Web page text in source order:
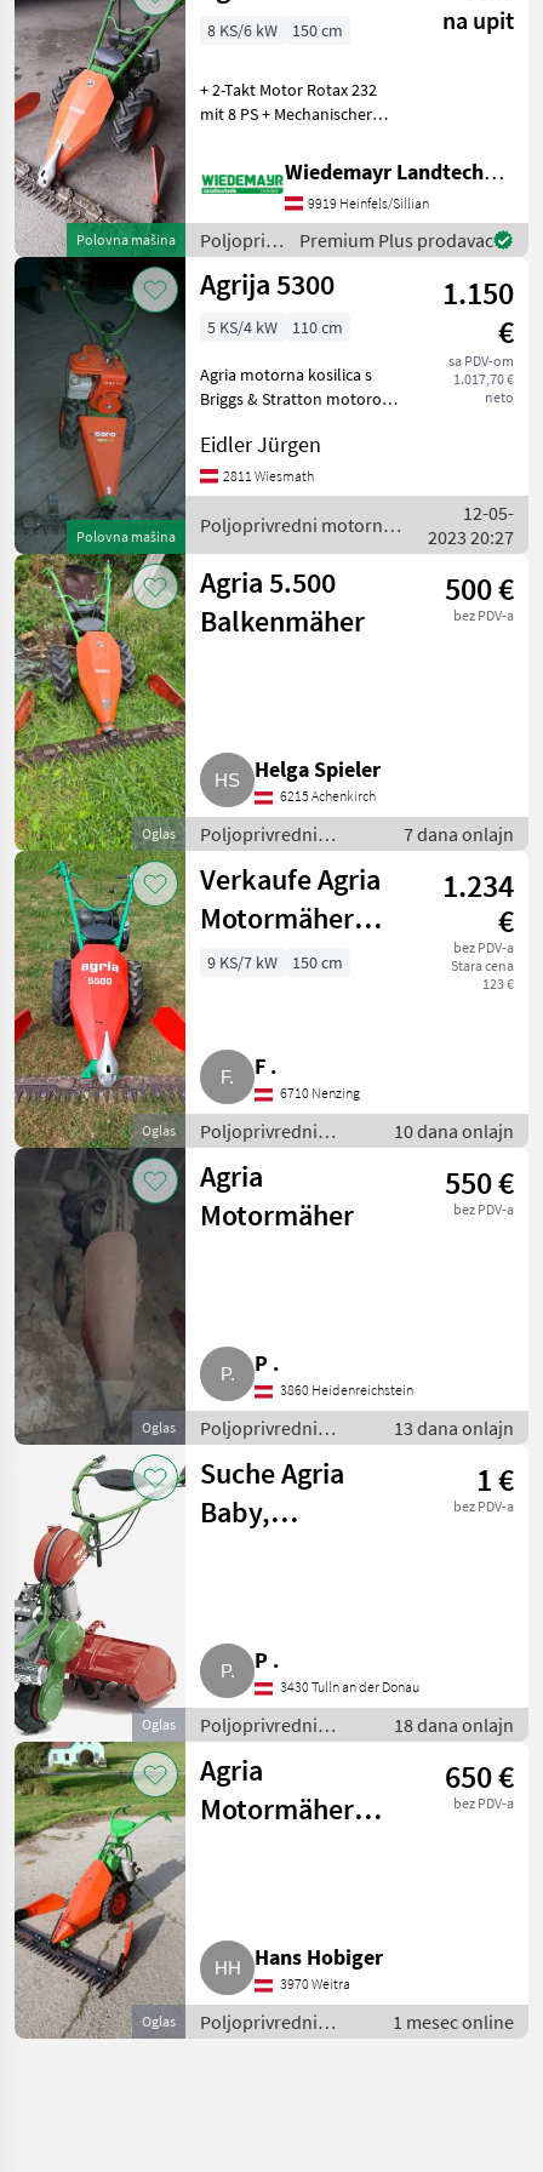
Polovna mašina
na upit
8 KS/6 kW 150 cm
+ 2-Takt Motor Rotax 232
mit 8 PS + Mechanischer
Rückwärtsgänge +
Differentialsperre +
Ölbadgelagerter
Mähantrieb +
Gebirgsfingerba
Wiedemayr Landtechnik GmbH
9919 Heinfels/Sillian
Poljoprivredni
motorni
strojevi /
Premium Plus prodavac
Polovna mašina
Agrija 5300
1.150
€
sa PDV-om
1.017,70 €
neto
5 KS/4 kW 110 cm
Agria motorna kosilica s
Briggs & Stratton motorom
mačom, širinom košnje 110
cm, podesivom visinom
košnje. Tip motora: Benzin
Poljoprivredni mo
Eidler Jürgen
2811 Wiesmath
Poljoprivredni motorni
strojevi / Agria
12-05-
2023 20:27
Oglas
Agria 5.500
Balkenmäher
500 €
bez PDV-a
Helga Spieler
6215 Achenkirch
Poljoprivredni
motorni strojevi /
Motokultivatori i
motorne freze
7 dana onlajn
Oglas
Verkaufe Agria
Motormäher
5500
1.234
€
bez PDV-a
Stara cena
123 €
9 KS/7 kW 150 cm
F .
6710 Nenzing
Poljoprivredni
motorni strojevi /
Motokultivatori i
motorne freze
10 dana onlajn
Oglas
Agria
Motormäher
550 €
bez PDV-a
P .
3860 Heidenreichstein
Poljoprivredni
motorni strojevi /
Motokultivatori i
motorne freze
13 dana onlajn
Oglas
Suche Agria
Baby,
1 €
bez PDV-a
P .
3430 Tulln an der Donau
Poljoprivredni
motorni strojevi /
Motokultivatori i
motorne freze
18 dana onlajn
Oglas
Agria
Motormäher
650 €
bez PDV-a
Hans Hobiger
3970 Weitra
Poljoprivredni
motorni strojevi /
1 mesec online